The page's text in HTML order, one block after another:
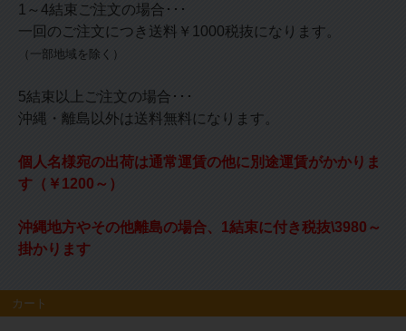
1～4結束ご注文の場合･･･
一回のご注文につき送料￥1000税抜になります。
（一部地域を除く）
5結束以上ご注文の場合･･･
沖縄・離島以外は送料無料になります。
個人名様宛の出荷は通常運賃の他に別途運賃がかかりま
す（￥1200～）
沖縄地方やその他離島の場合、1結束に付き税抜\3980～
掛かります
カート